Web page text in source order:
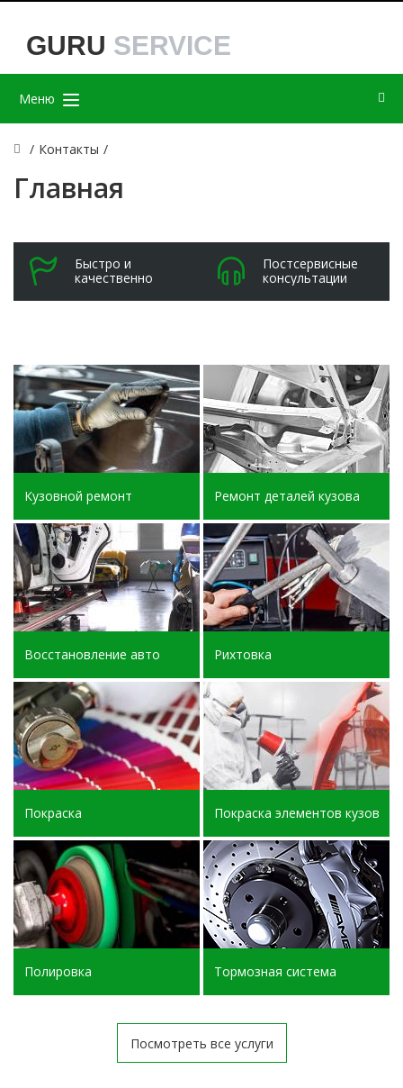
GURU SERVICE
Меню
/ Контакты /
Главная
Быстро и
качественно
Постсервисные
консультации
Кузовной ремонт Ремонт деталей кузова
Восстановление авто Рихтовка
Покраска Покраска элементов кузова
Полировка Тормозная система
Посмотреть все услуги